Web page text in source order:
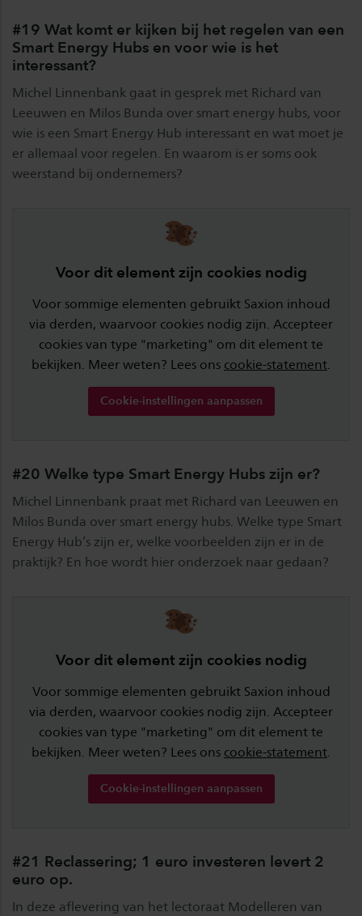
#19 Wat komt er kijken bij het regelen van een
Smart Energy Hubs en voor wie is het
interessant?
Michel Linnenbank gaat in gesprek met Richard van
Leeuwen en Milos Bunda over smart energy hubs, voor
wie is een Smart Energy Hub interessant en wat moet je
er allemaal voor regelen. En waarom is er soms ook
weerstand bij ondernemers?
Voor dit element zijn cookies nodig
Voor sommige elementen gebruikt Saxion inhoud
via derden, waarvoor cookies nodig zijn. Accepteer
cookies van type "marketing" om dit element te
bekijken. Meer weten? Lees ons cookie-statement
Cookie-instellingen aanpassen
#20 Welke type Smart Energy Hubs zijn er?
Michel Linnenbank praat met Richard van Leeuwen en
Milos Bunda over smart energy hubs. Welke type Smart
Energy Hub’s zijn er, welke voorbeelden zijn er in de
praktijk? En hoe wordt hier onderzoek naar gedaan?
Voor dit element zijn cookies nodig
Voor sommige elementen gebruikt Saxion inhoud
via derden, waarvoor cookies nodig zijn. Accepteer
cookies van type "marketing" om dit element te
bekijken. Meer weten? Lees ons cookie-statement.
Cookie-instellingen aanpassen
#21 Reclassering; 1 euro investeren levert 2
euro op.
In deze aflevering van het lectoraat Modelleren van